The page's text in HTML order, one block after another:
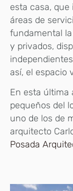
esta casa,
áreas de
fundamental
y privados,
así, el espacio
En esta última
pequeños del
uno de los de
arquitecto
Posada